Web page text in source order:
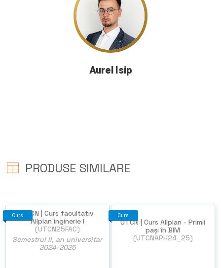
Aurel Isip
PRODUSE SIMILARE
CursUTCN | Curs facultativ
Allplan inginerie I
(UTCN25FAC)
Semestrul II, an universitar
2024-2025
Curs
UTCN | Curs Allplan - Primii
pași în BIM
(UTCNARH24_25)